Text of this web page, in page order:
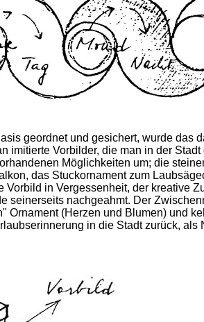
geordnet und gesichert, wurde das
imitierte Vorbilder, die man in der
Möglichkeiten um; die
das Stuckornament zum
Vorbild in Vergessenheit, der kreative
seinerseits nachgeahmt. Der
Ornament (Herzen und Blumen) und
in die Stadt zurück,